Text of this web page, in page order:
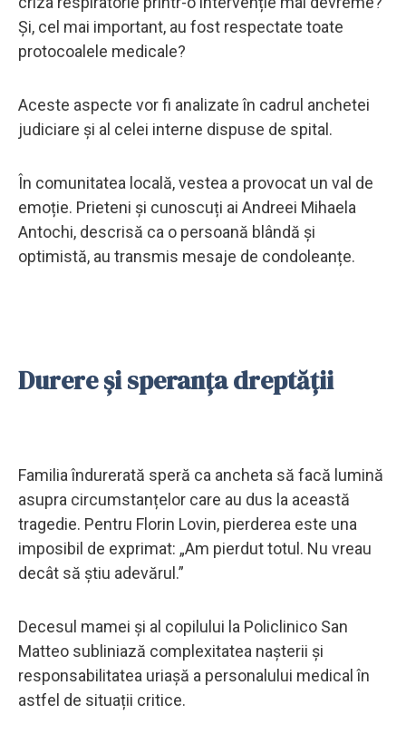
Și, cel mai important, au fost respectate toate
protocoalele medicale?
Aceste aspecte vor fi analizate în cadrul anchetei
judiciare și al celei interne dispuse de spital.
În comunitatea locală, vestea a provocat un val de
emoție. Prieteni și cunoscuți ai Andreei Mihaela
Antochi, descrisă ca o persoană blândă și
optimistă, au transmis mesaje de condoleanțe.
Durere și speranța dreptății
Familia îndurerată speră ca ancheta să facă lumină
asupra circumstanțelor care au dus la această
tragedie. Pentru Florin Lovin, pierderea este una
imposibil de exprimat: „Am pierdut totul. Nu vreau
decât să știu adevărul.”
Decesul mamei și al copilului la Policlinico San
Matteo subliniază complexitatea nașterii și
responsabilitatea uriașă a personalului medical în
astfel de situații critice.